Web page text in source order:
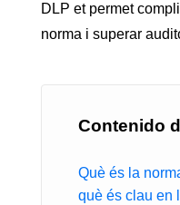
DLP et permet
norma i superar
Contenido
Què és la
què és clau en